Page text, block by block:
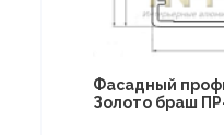
Фасадный
Золото браш